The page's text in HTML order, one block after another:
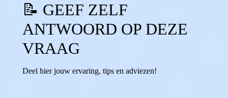
📝 GEEF ZELF
ANTWOORD OP DEZE
VRAAG
Deel hier jouw ervaring, tips en adviezen!